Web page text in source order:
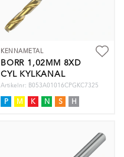
KENNAMETAL
BORR 1,02MM 8XD
CYL KYLKANAL
Artikelnr: B053A01016CPGKC7325
P M K N S H